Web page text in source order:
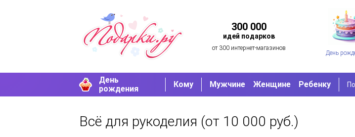
300 000
идей подарков
от 300 интернет-магазинов
День
День
рождения
Кому Мужчине Женщине Ребенку
Всё для рукоделия (от 10 000 руб.)